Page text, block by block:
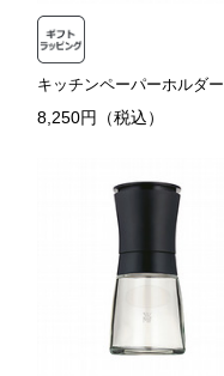
キッチンペーパーホルダー
8,250円（税込）